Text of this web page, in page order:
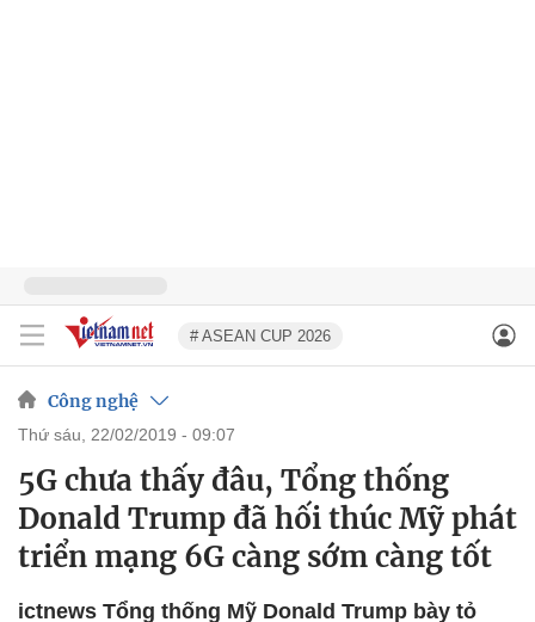
# ASEAN CUP 2026
Công nghệ
thứ sáu, 22/02/2019 - 09:07
5G chưa thấy đâu, Tổng thống
Donald Trump đã hối thúc Mỹ phát
triển mạng 6G càng sớm càng tốt
ictnews Tổng thống Mỹ Donald Trump bày tỏ